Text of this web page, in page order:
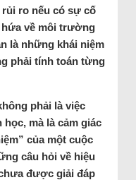
ro nếu có sự cố
về môi trường
là những khái niệm
phải tính toán từng
phải là việc
mà là cảm giác
của một cuộc
câu hỏi về hiệu
được giải đáp